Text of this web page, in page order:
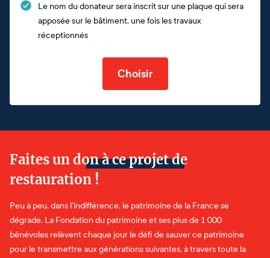
Le nom du donateur sera inscrit sur une plaque qui sera
apposée sur le bâtiment, une fois les travaux
réceptionnés
Choisir
Faites un don à ce projet de
restauration !
Peu à peu, dans l'indifférence, le patrimoine de la France se
dégrade. La Fondation du patrimoine et ses plus de 1 000
bénévoles relèvent chaque jour le défi de sauver ce patrimoine
pour le transmettre aux générations suivantes, à travers toute la